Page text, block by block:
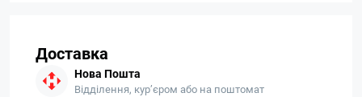
Доставка
Нова Пошта
Відділення, кур’єром або на поштомат